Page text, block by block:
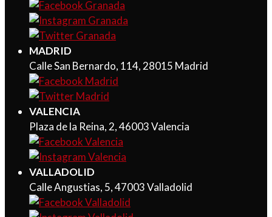
MADRID
Calle San Bernardo, 114, 28015 Madrid
VALENCIA
Plaza de la Reina, 2, 46003 Valencia
VALLADOLID
Calle Angustias, 5, 47003 Valladolid